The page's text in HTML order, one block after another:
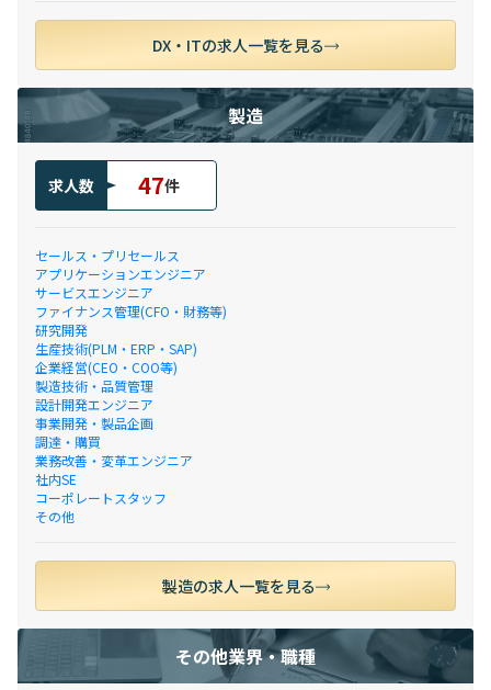
DX・ITの求人一覧を見る
製造
求人数 47件
セールス・プリセールス
アプリケーションエンジニア
サービスエンジニア
ファイナンス管理(CFO・財務等)
研究開発
生産技術(PLM・ERP・SAP)
企業経営(CEO・COO等)
製造技術・品質管理
設計開発エンジニア
事業開発・製品企画
調達・購買
業務改善・変革エンジニア
社内SE
コーポレートスタッフ
その他
製造の求人一覧を見る
その他業界・職種